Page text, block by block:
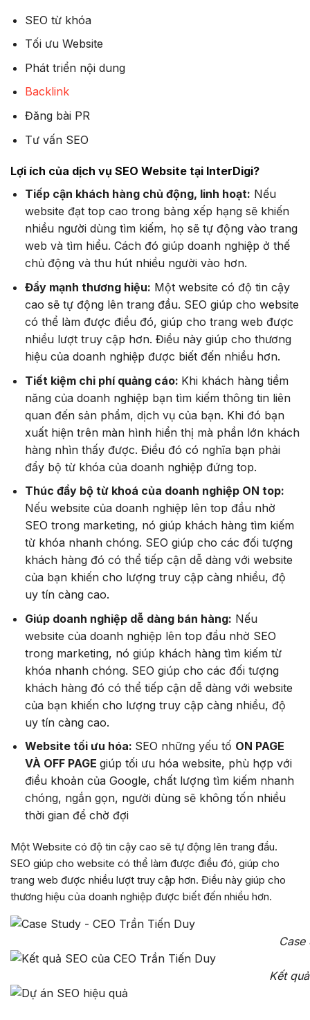
SEO từ khóa
Tối ưu Website
Phát triển nội dung
Backlink
Đăng bài PR
Tư vấn SEO
Lợi ích của dịch vụ SEO Website tại InterDigi?
Tiếp cận khách hàng chủ động, linh hoạt: Nếu
website đạt top cao trong bảng xếp hạng sẽ khiến
nhiều người dùng tìm kiếm, họ sẽ tự động vào trang
web và tìm hiểu. Cách đó giúp doanh nghiệp ở thế
chủ động và thu hút nhiều người vào hơn.
Đẩy mạnh thương hiệu: Một website có độ tin cậy
cao sẽ tự động lên trang đầu. SEO giúp cho website
có thể làm được điều đó, giúp cho trang web được
nhiều lượt truy cập hơn. Điều này giúp cho thương
hiệu của doanh nghiệp được biết đến nhiều hơn.
Tiết kiệm chi phí quảng cáo: Khi khách hàng tiềm
năng của doanh nghiệp bạn tìm kiếm thông tin liên
quan đến sản phẩm, dịch vụ của bạn. Khi đó bạn
xuất hiện trên màn hình hiển thị mà phần lớn khách
hàng nhìn thấy được. Điều đó có nghĩa bạn phải
đẩy bộ từ khóa của doanh nghiệp đứng top.
Thúc đẩy bộ từ khoá của doanh nghiệp ON top:
Nếu website của doanh nghiệp lên top đầu nhờ
SEO trong marketing, nó giúp khách hàng tìm kiếm
từ khóa nhanh chóng. SEO giúp cho các đối tượng
khách hàng đó có thể tiếp cận dễ dàng với website
của bạn khiến cho lượng truy cập càng nhiều, độ
uy tín càng cao.
Giúp doanh nghiệp dễ dàng bán hàng: Nếu
website của doanh nghiệp lên top đầu nhờ SEO
trong marketing, nó giúp khách hàng tìm kiếm từ
khóa nhanh chóng. SEO giúp cho các đối tượng
khách hàng đó có thể tiếp cận dễ dàng với website
của bạn khiến cho lượng truy cập càng nhiều, độ
uy tín càng cao.
Website tối ưu hóa: SEO những yếu tố ON PAGE
VÀ OFF PAGE giúp tối ưu hóa website, phù hợp với
điều khoản của Google, chất lượng tìm kiếm nhanh
chóng, ngắn gọn, người dùng sẽ không tốn nhiều
thời gian để chờ đợi
Một Website có độ tin cậy cao sẽ tự động lên trang đầu.
SEO giúp cho website có thể làm được điều đó, giúp cho
trang web được nhiều lượt truy cập hơn. Điều này giúp cho
thương hiệu của doanh nghiệp được biết đến nhiều hơn.
Case
Kết